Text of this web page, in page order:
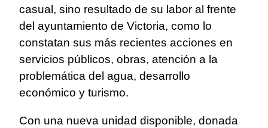
casual, sino resultado de su labor al frente
del ayuntamiento de Victoria, como lo
constatan sus más recientes acciones en
servicios públicos, obras, atención a la
problemática del agua, desarrollo
económico y turismo.
Con una nueva unidad disponible, donada